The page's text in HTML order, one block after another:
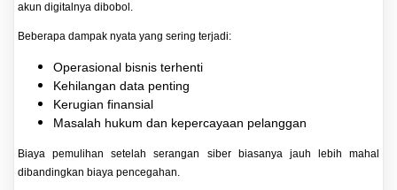
akun digitalnya dibobol.
Beberapa dampak nyata yang sering terjadi:
Operasional bisnis terhenti
Kehilangan data penting
Kerugian finansial
Masalah hukum dan kepercayaan pelanggan
Biaya pemulihan setelah serangan siber biasanya jauh lebih mahal
dibandingkan biaya pencegahan.